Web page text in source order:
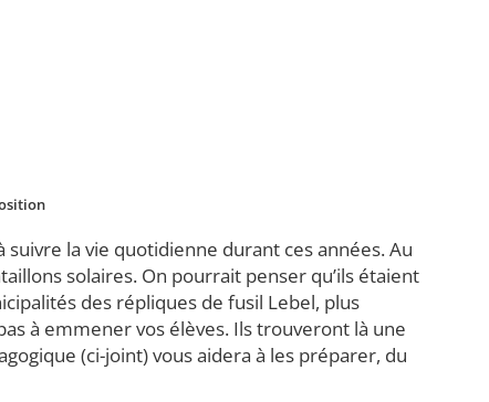
la vie quotidienne durant ces années. Au
solaires. On pourrait penser qu’ils étaient
des répliques de fusil Lebel, plus
à emmener vos élèves. Ils trouveront là une
(ci-joint) vous aidera à les préparer, du